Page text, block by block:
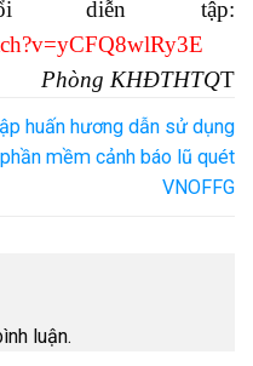
diễn tập:
Phòng KHĐTHTQT
huấn hương dẫn sử dụng
phần mềm cảnh báo lũ quét
VNOFFG
luận.